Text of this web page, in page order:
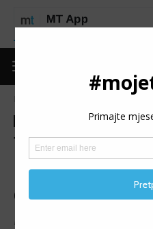
Vijesti
TERMAG
RACE:
dvije
Danas je održana trail trka